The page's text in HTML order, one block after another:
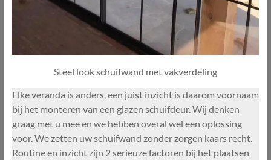
Steel look schuifwand met vakverdeling
Elke veranda is anders, een juist inzicht is daarom voornaam
bij het monteren van een glazen schuifdeur. Wij denken
graag met u mee en we hebben overal wel een oplossing
voor. We zetten uw schuifwand zonder zorgen kaars recht.
Routine en inzicht zijn 2 serieuze factoren bij het plaatsen